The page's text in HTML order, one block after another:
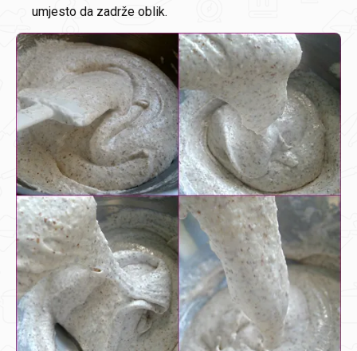
umjesto da zadrže oblik.